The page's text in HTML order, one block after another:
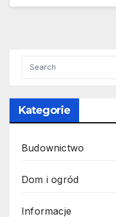
Kategorie
Budownictwo
Dom i ogród
Informacje